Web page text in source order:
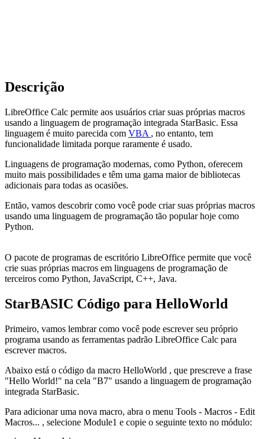
Descrição
LibreOffice Calc permite aos usuários criar suas próprias macros
usando a linguagem de programação integrada StarBasic. Essa
linguagem é muito parecida com VBA , no entanto, tem
funcionalidade limitada porque raramente é usado.
Linguagens de programação modernas, como Python, oferecem
muito mais possibilidades e têm uma gama maior de bibliotecas
adicionais para todas as ocasiões.
Então, vamos descobrir como você pode criar suas próprias macros
usando uma linguagem de programação tão popular hoje como
Python.
O pacote de programas de escritório LibreOffice permite que você
crie suas próprias macros em linguagens de programação de
terceiros como Python, JavaScript, C++, Java.
StarBASIC Código para HelloWorld
Primeiro, vamos lembrar como você pode escrever seu próprio
programa usando as ferramentas padrão LibreOffice Calc para
escrever macros.
Abaixo está o código da macro HelloWorld , que prescreve a frase
"Hello World!" na cela "B7" usando a linguagem de programação
integrada StarBasic.
Para adicionar uma nova macro, abra o menu Tools - Macros - Edit
Macros... , selecione Module1 e copie o seguinte texto no módulo: